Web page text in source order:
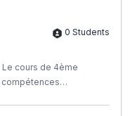
0 Students
Le cours de 4ème
compétences